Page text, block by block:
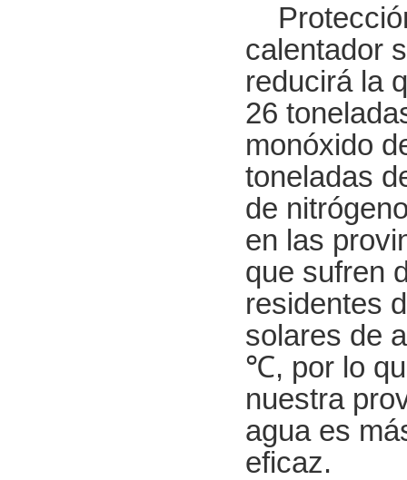
calentador
reducirá la
26
monóxido
toneladas
de
en las
que sufren
residentes
solares de
℃, por lo
nuestra
agua es
eficaz.